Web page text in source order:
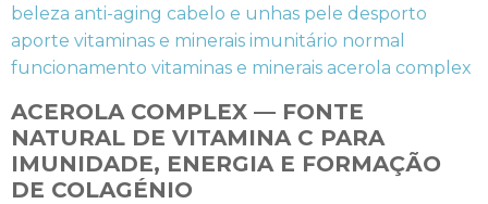
ACEROLA COMPLEX — FONTE
NATURAL DE VITAMINA C PARA
IMUNIDADE, ENERGIA E FORMAÇÃO
DE COLAGÉNIO